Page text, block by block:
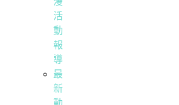
活
動
報
導
最
新
動